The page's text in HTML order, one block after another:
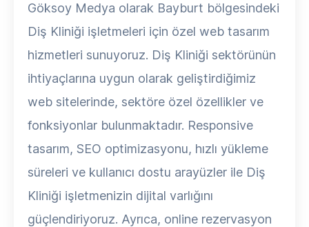
Göksoy Medya olarak Bayburt bölgesindeki
Diş Kliniği işletmeleri için özel web tasarım
hizmetleri sunuyoruz. Diş Kliniği sektörünün
ihtiyaçlarına uygun olarak geliştirdiğimiz
web sitelerinde, sektöre özel özellikler ve
fonksiyonlar bulunmaktadır. Responsive
tasarım, SEO optimizasyonu, hızlı yükleme
süreleri ve kullanıcı dostu arayüzler ile Diş
Kliniği işletmenizin dijital varlığını
güçlendiriyoruz. Ayrıca, online rezervasyon